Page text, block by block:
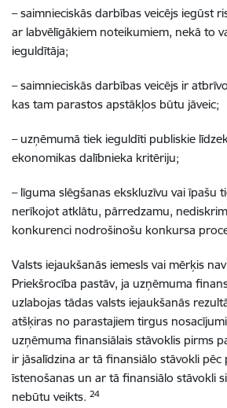
– saimnieciskās darbības veicējs iegūst
ar labvēlīgākiem noteikumiem, nekā to
ieguldītāja;
– saimnieciskās darbības veicējs ir
kas tam parastos apstākļos būtu jāveic;
– uzņēmumā tiek ieguldīti publiskie
ekonomikas dalībnieka kritēriju;
– līguma slēgšanas ekskluzīvu vai īpašu
nerīkojot atklātu, pārredzamu,
konkurenci nodrošinošu konkursa
Valsts iejaukšanās iemesls vai mērķis
Priekšrocība pastāv, ja uzņēmuma
uzlabojas tādas valsts iejaukšanās
atšķiras no parastajiem tirgus
uzņēmuma finansiālais stāvoklis pirms
ir jāsalīdzina ar tā finansiālo stāvokli pēc
īstenošanas un ar tā finansiālo stāvokli
nebūtu veikts. 24